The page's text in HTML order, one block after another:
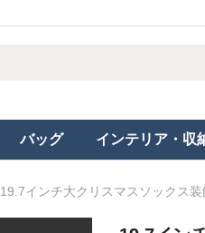
バッグ インテリア・収
19.7インチ大クリスマスソックス